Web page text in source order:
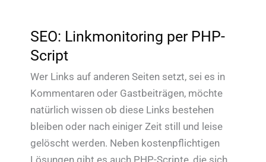
SEO: Linkmonitoring per PHP-
Script
Wer Links auf anderen Seiten setzt, sei es in
Kommentaren oder Gastbeiträgen, möchte
natürlich wissen ob diese Links bestehen
bleiben oder nach einiger Zeit still und leise
gelöscht werden. Neben kostenpflichtigen
Lösungen gibt es auch PHP-Scripte, die sich